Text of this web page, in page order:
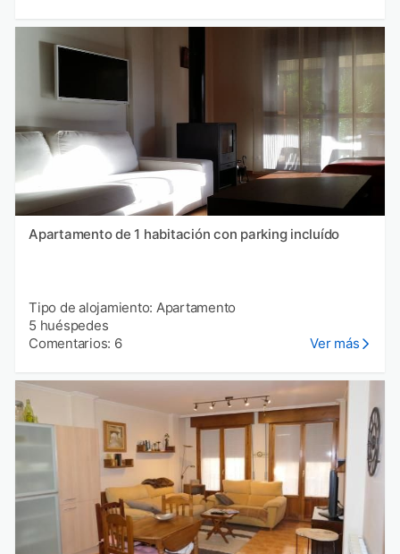
Apartamento de 1 habitación con parking incluído
Tipo de alojamiento: Apartamento
5 huéspedes
Comentarios: 6
Ver más